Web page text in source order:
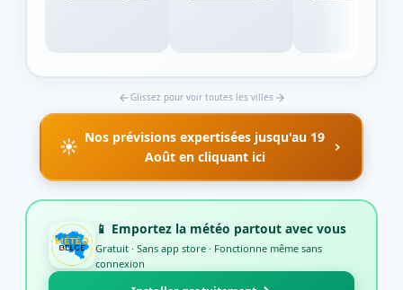
Glissez pour voir toutes les villes
☀️ Nos prévisions expertisées jusqu'au 19
Août en cliquant ici
📱 Emportez la météo partout avec vous
Gratuit · Sans app store · Fonctionne même sans
connexion